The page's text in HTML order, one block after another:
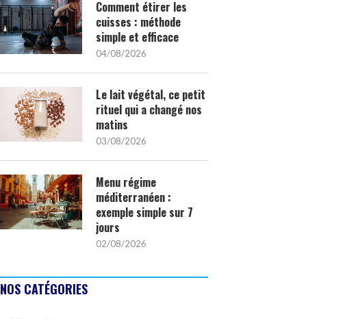
Comment étirer les
cuisses : méthode
simple et efficace
04/08/2026
Le lait végétal, ce petit
rituel qui a changé nos
matins
03/08/2026
Menu régime
méditerranéen :
exemple simple sur 7
jours
02/08/2026
NOS CATÉGORIES